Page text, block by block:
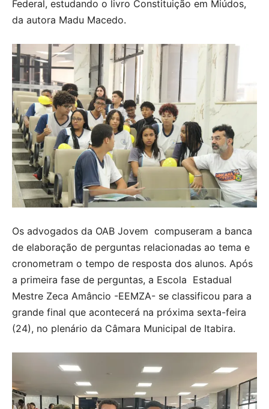
Federal, estudando o livro Constituição em Miúdos,
da autora Madu Macedo.
Os advogados da OAB Jovem compuseram a banca
de elaboração de perguntas relacionadas ao tema e
cronometram o tempo de resposta dos alunos. Após
a primeira fase de perguntas, a Escola Estadual
Mestre Zeca Amâncio -EEMZA- se classificou para a
grande final que acontecerá na próxima sexta-feira
(24), no plenário da Câmara Municipal de Itabira.